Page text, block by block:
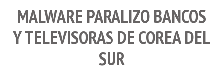
MALWARE PARALIZO BANCOS
Y TELEVISORAS DE COREA DEL
SUR